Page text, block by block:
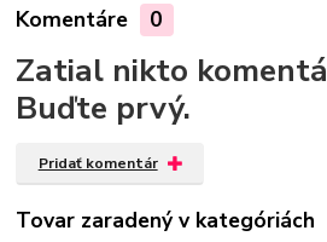
Komentáre 0
Zatial nikto
Buďte prvý.
Pridať komentár
Tovar zaradený v kategóriách